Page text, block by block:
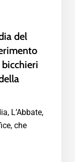
del
L’Abbate,
che